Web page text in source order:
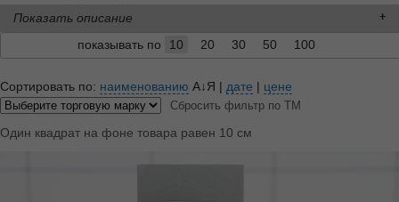
Показать описание
показывать по
10 20 30 50 100
Сортировать по: наименованию А↓Я | дате | цене
Сбросить фильтр по ТМ
Один квадрат на фоне товара равен 10 см